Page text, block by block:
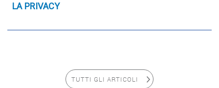
LA PRIVACY
TUTTI GLI ARTICOLI